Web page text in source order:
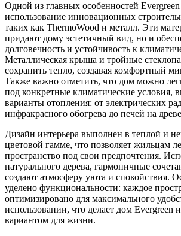
Одной из главных особенностей Evergreen
использование инновационных
таких как ThermoWood и металл. Эти
придают дому эстетичный вид, но и
долговечность и устойчивость к
Металлическая крыша и тройные
сохранить тепло, создавая комфортный
Также важно отметить, что дом можно
под конкретные климатические условия,
варианты отопления: от электрических
инфракрасного обогрева до печей на
Дизайн интерьера выполнен в теплой и
цветовой гамме, что позволяет жильцам
пространство под свои предпочтения.
натурального дерева, гармоничные
создают атмосферу уюта и спокойствия.
уделено функциональности: каждое
оптимизировано для максимального
использовании, что делает дом Evergreen
вариантом для жизни.